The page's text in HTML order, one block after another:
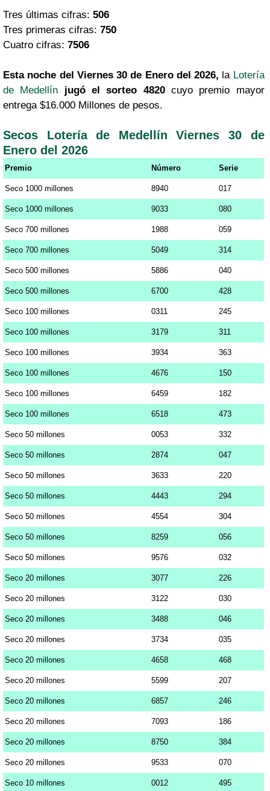
Tres últimas cifras: 506
Tres primeras cifras: 750
Cuatro cifras: 7506
Esta noche del Viernes 30 de Enero del 2026, la Lotería
de Medellín
jugó el sorteo 4820cuyo premio mayor
entrega $16.000 Millones de pesos.
Secos Lotería de Medellín Viernes 30 de
Enero del 2026
Premio Número Serie
Seco 1000 millones 8940 017
Seco 1000 millones 9033 080
Seco 700 millones 1988 059
Seco 700 millones 5049 314
Seco 500 millones 5886 040
Seco 500 millones 6700 428
Seco 100 millones 0311 245
Seco 100 millones 3179 311
Seco 100 millones 3934 363
Seco 100 millones 4676 150
Seco 100 millones 6459 182
Seco 100 millones 6518 473
Seco 50 millones 0053 332
Seco 50 millones 2874 047
Seco 50 millones 3633 220
Seco 50 millones 4443 294
Seco 50 millones 4554 304
Seco 50 millones 8259 056
Seco 50 millones 9576 032
Seco 20 millones 3077 226
Seco 20 millones 3122 030
Seco 20 millones 3488 046
Seco 20 millones 3734 035
Seco 20 millones 4658 468
Seco 20 millones 5599 207
Seco 20 millones 6857 246
Seco 20 millones 7093 186
Seco 20 millones 8750 384
Seco 20 millones 9533 070
Seco 10 millones 0012 495